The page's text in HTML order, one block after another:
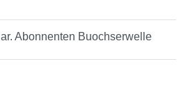
Abonnenten Buochserwelle